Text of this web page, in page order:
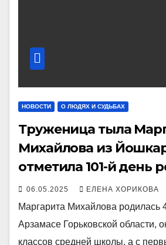
НОВОСТИ О ЛЮДЯХ И СУДЬБАХ
Труженица тыла
Михайлова из
отметила 101-й день
06.05.2025 ЕЛЕНА ХОРИКОВА
Маргарита Михайлова родилась
Арзамасе Горьковской области,
классов средней школы, а с